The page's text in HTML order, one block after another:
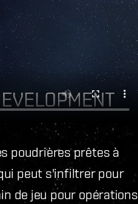
poudrières prêtes à
peut s'infiltrer pour
de jeu pour opérations